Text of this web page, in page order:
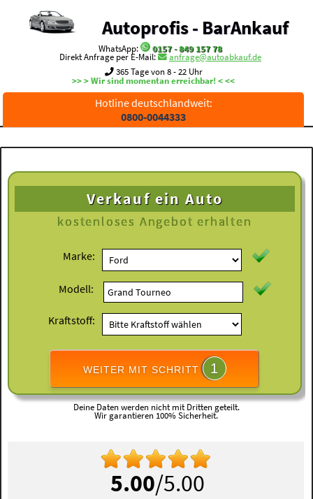
Autoprofis - BarAnkauf
WhatsApp:
0157 - 849 157 78
Direkt Anfrage per E-Mail:
anfrage@autoabkauf.de
365 Tage von 8 - 22 Uhr
>> > Wir sind momentan erreichbar! < <<
Hotline deutschlandweit:
0800-0044333
Verkauf ein Auto
kostenloses Angebot erhalten
Marke:
Modell:
Kraftstoff:
WEITER MIT SCHRITT 1
Deine Daten werden nicht mit Dritten geteilt.
Wir garantieren 100% Sicherheit.
5.00/5.00